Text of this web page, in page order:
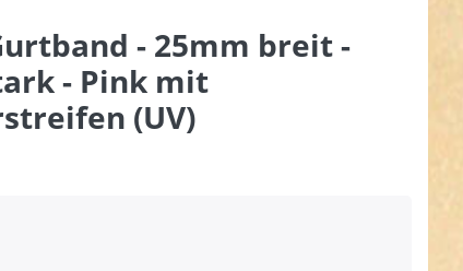
- 25mm breit -
- Pink mit
(UV)